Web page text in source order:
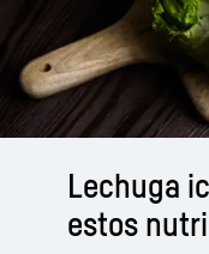
Lechuga
estos